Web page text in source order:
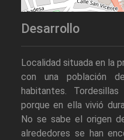
Desarrollo
Localidad situada en la
con una población
habitantes.
porque en ella vivió
No se sabe el origen
alrededores se han